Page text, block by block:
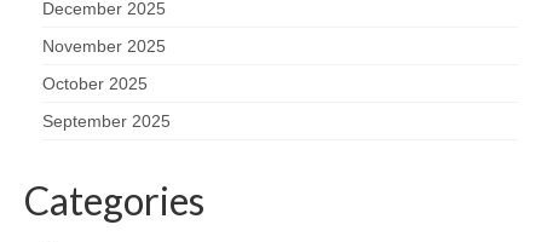
December 2025
November 2025
October 2025
September 2025
Categories